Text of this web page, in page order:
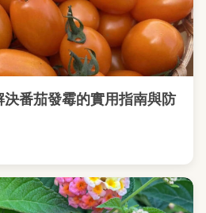
番茄發霉的實用指南與防